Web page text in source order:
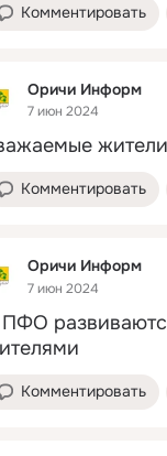
Комментировать
Оричи Информ
7 июн 2024
Комментировать
Оричи Информ
7 июн 2024
Комментировать